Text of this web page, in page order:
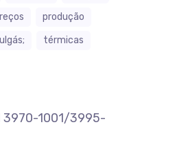
produção
térmicas
3970-1001/3995-